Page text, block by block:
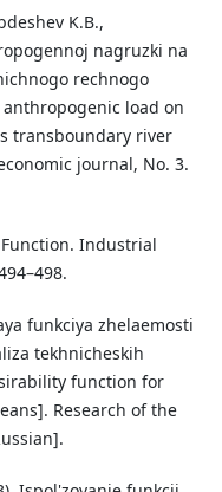
K.B.,
nagruzki na
rechnogo
anthropogenic load on
transboundary river
journal, No. 3.
Industrial
funkciya zhelaemosti
tekhnicheskih
function for
Research of the